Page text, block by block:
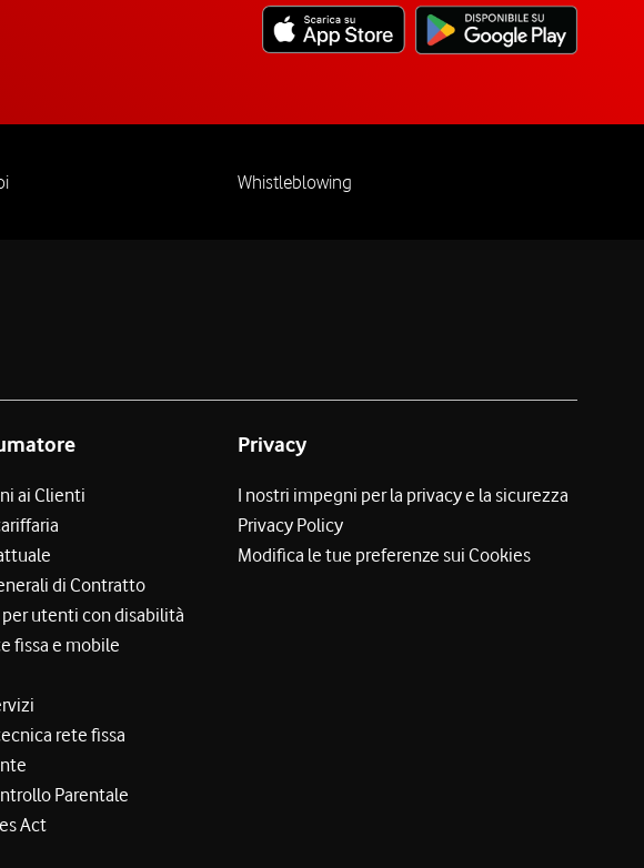
Whistleblowing
ai Clienti
di Contratto
utenti con disabilità
fissa e mobile
rete fissa
Parentale
Act
Privacy
I nostri impegni per la privacy e la sicurezza
Privacy Policy
Modifica le tue preferenze sui Cookies